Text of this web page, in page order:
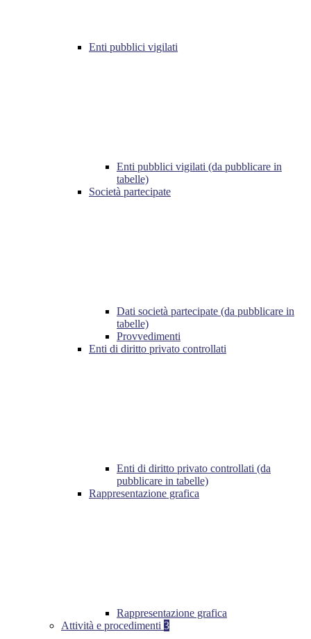
Enti pubblici vigilati
Enti pubblici vigilati (da pubblicare in
tabelle)
Società partecipate
Dati società partecipate (da pubblicare in
tabelle)
Provvedimenti
Enti di diritto privato controllati
Enti di diritto privato controllati (da
pubblicare in tabelle)
Rappresentazione grafica
Rappresentazione grafica
Attività e procedimenti 3